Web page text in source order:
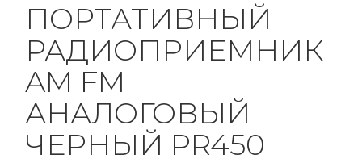
ПОРТАТИВНЫЙ
РАДИОПРИЕМНИК
AM FM
АНАЛОГОВЫЙ
ЧЕРНЫЙ PR450